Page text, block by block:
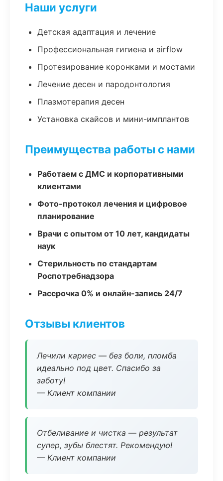
Наши услуги
Детская адаптация и лечение
Профессиональная гигиена и airflow
Протезирование коронками и мостами
Лечение десен и пародонтология
Плазмотерапия десен
Установка скайсов и мини-имплантов
Преимущества работы с нами
Работаем с ДМС и корпоративными
клиентами
Фото-протокол лечения и цифровое
планирование
Врачи с опытом от 10 лет, кандидаты
наук
Стерильность по стандартам
Роспотребнадзора
Рассрочка 0% и онлайн-запись 24/7
Отзывы клиентов
Лечили кариес — без боли, пломба
идеально под цвет. Спасибо за
заботу!
— Клиент компании
Отбеливание и чистка — результат
супер, зубы блестят. Рекомендую!
— Клиент компании